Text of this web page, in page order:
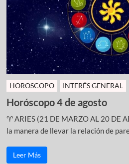
HOROSCOPO INTERÉS GENERAL
Horóscopo 4 de agosto
♈ ARIES (21 DE MARZO AL 20 DE
la manera de llevar la relación de
Leer Más